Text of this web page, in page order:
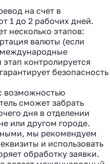
на счет в
1 до 2 рабочих дней.
несколько этапов:
валюты (если
международные
контролируется
безопасность
возможностью
сможет забрать
дня в отделении
или другом городе.
мы рекомендуем
и использовать
обработку заявки.